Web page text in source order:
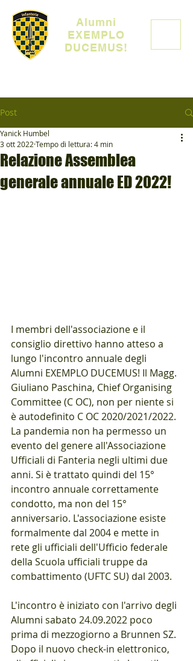
Alumni
EXEMPLO
DUCEMUS!
Post
Relazione Assemblea
generale annuale ED 2022!
Yanick Humbel
3 ott 2022 Tempo di lettura: 4 min
I membri dell'associazione e il
consiglio direttivo hanno atteso a
lungo l'incontro annuale degli
Alumni EXEMPLO DUCEMUS! Il Magg.
Giuliano Paschina, Chief Organising
Committee (C OC), non per niente si
è autodefinito C OC 2020/2021/2022.
La pandemia non ha permesso un
evento del genere all'Associazione
Ufficiali di Fanteria negli ultimi due
anni. Si è trattato quindi del 15°
incontro annuale correttamente
condotto, ma non del 15°
anniversario. L'associazione esiste
formalmente dal 2004 e mette in
rete gli ufficiali dell'Ufficio federale
della Scuola ufficiali truppe da
combattimento (UFTC SU) dal 2003.
L'incontro è iniziato con l'arrivo degli
Alumni sabato 24.09.2022 poco
prima di mezzogiorno a Brunnen SZ.
Dopo il nuovo check-in elettronico,